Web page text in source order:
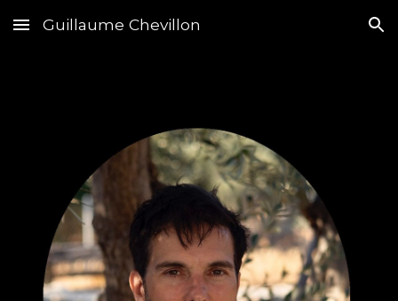
Skip to main content Skip to navigation
Guillaume Chevillon